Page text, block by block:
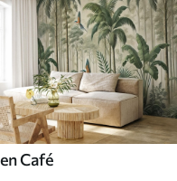
en Café